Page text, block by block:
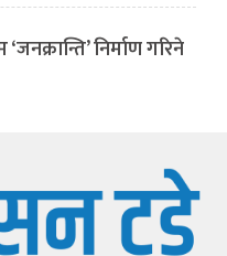
निर्माण गरिने